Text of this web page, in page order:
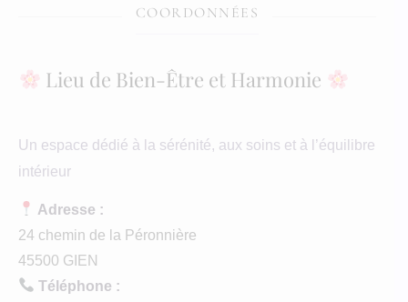
COORDONNÉES
Lieu de Bien-Être et Harmonie
Un espace dédié à la sérénité, aux soins et à l’équilibre
intérieur
Adresse :
24 chemin de la Péronnière
45500 GIEN
Téléphone :